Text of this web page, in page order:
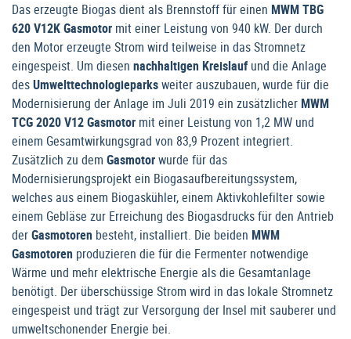
Das erzeugte Biogas dient als Brennstoff für einen MWM TBG
620 V12K Gasmotor mit einer Leistung von 940 kW. Der durch
den Motor erzeugte Strom wird teilweise in das Stromnetz
eingespeist. Um diesen nachhaltigen Kreislauf und die Anlage
desUmwelttechnologieparksweiter auszubauen, wurde für die
Modernisierung der Anlage im Juli 2019 ein zusätzlicher MWM
TCG 2020 V12 Gasmotor mit einer Leistung von 1,2 MW und
einem Gesamtwirkungsgrad von 83,9 Prozent integriert.
Zusätzlich zu dem Gasmotorwurde für das
Modernisierungsprojekt ein Biogasaufbereitungssystem,
welches aus einem Biogaskühler, einem Aktivkohlefilter sowie
einem Gebläse zur Erreichung des Biogasdrucks für den Antrieb
derGasmotoren besteht, installiert. Die beiden MWM
Gasmotoren produzieren die für die Fermenter notwendige
Wärme und mehr elektrische Energie als die Gesamtanlage
benötigt. Der überschüssige Strom wird in das lokale Stromnetz
eingespeist und trägt zur Versorgung der Insel mit sauberer und
umweltschonender Energie bei.